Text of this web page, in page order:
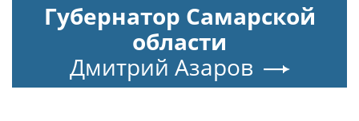
Губернатор Самарской
области
Дмитрий Азаров